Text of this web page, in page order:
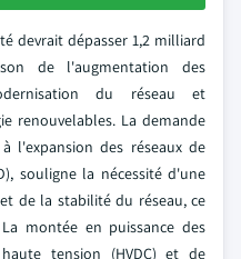
devrait dépasser 1,2 milliard
de l'augmentation des
du réseau et
renouvelables. La demande
l'expansion des réseaux de
souligne la nécessité d'une
de la stabilité du réseau, ce
montée en puissance des
tension (HVDC) et de